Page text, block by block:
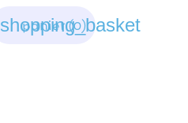
shopping_basket
panier (0)